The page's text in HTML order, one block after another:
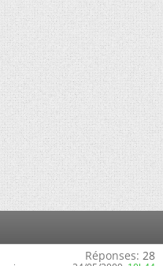
Réponses: 28